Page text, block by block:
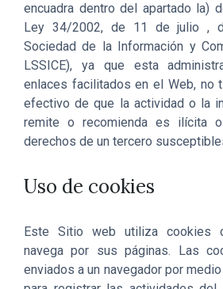
encuadra dentro del apartado la)
Ley 34/2002, de 11 de julio ,
Sociedad de la Información y
LSSICE), ya que esta
enlaces facilitados en el Web, no
efectivo de que la actividad o la
remite o recomienda es ilícita
derechos de un tercero
Uso de cookies
Este Sitio web utiliza cookies
navega por sus páginas. Las
enviados a un navegador por